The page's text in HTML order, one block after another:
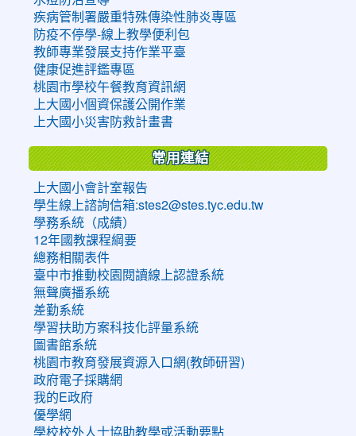
疾病管制署嚴重特殊傳染性肺炎專區
防疫不停學-線上教學便利包
教師專業發展支持作業平臺
健康促進評鑑專區
桃園市學校午餐教育資訊網
上大國小個資保護公開作業
上大國小災害防救計畫書
常用連結
上大國小會計室報告
學生線上諮詢信箱:stes2@stes.tyc.edu.tw
學務系統（成績）
12年國教課程綱要
總務相關表件
臺中市推動校園閱讀線上認證系統
無聲廣播系統
差勤系統
學習扶助方案科技化評量系統
圖書館系統
桃園市教育發展資源入口網(教師研習)
政府電子採購網
我的E政府
優學網
學校校外人士協助教學或活動要點